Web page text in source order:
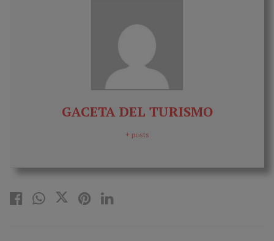
GACETA DEL TURISMO
+ posts